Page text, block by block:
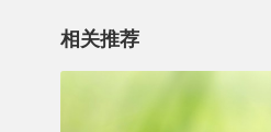
相关推荐